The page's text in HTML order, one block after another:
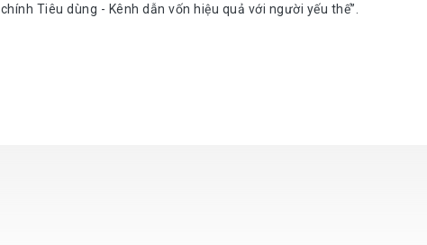
chính Tiêu dùng - Kênh dẫn vốn hiệu quả với người yếu thế”.